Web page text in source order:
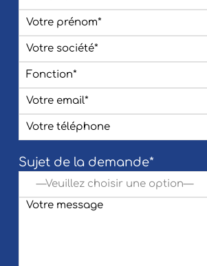
Sujet de la demande*